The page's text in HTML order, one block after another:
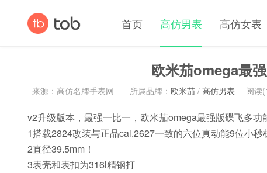
首页 高仿男表 高仿女表
欧米茄omega最
来源：高仿名牌手表网 所属品牌： 欧米茄 / 高仿男表 阅读
v2升级版本，最强一比一，欧米茄omega最强版碟飞多功
1搭载2824改装与正品cal.2627一致的六位真动能9位小秒
2直径39.5mm！
3表壳和表扣为316l精钢打